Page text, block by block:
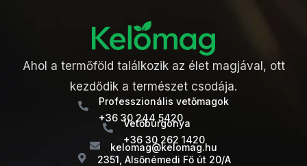
Ahol a termőföld találkozik az élet magjával, ott
kezdődik a természet csodája.
Professzionális vetőmagok
+36 30 244 5420
Vetőburgonya
+36 30 262 1420
kelomag@kelomag.hu
2351, Alsőnémedi Fő út 20/A